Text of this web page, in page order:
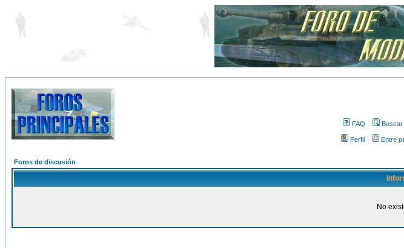
FAQ Buscar
Perfil Entre
Foros de discusión
No